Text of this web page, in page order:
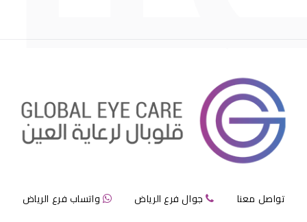
التهاب الشبكية الصباغي
تواصل معنا جوال فرع الرياض واتساب فرع الرياض